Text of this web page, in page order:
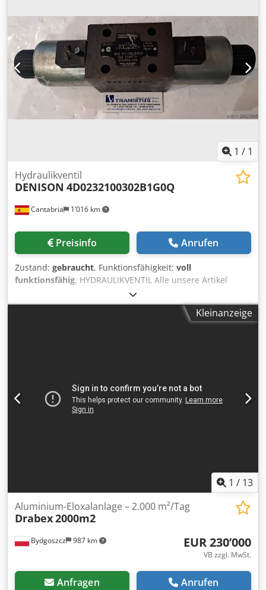
1 / 1
Cantabria 1’016 km
Hydraulikventil
DENISON 4D0232100302B1G0Q
Preisinfo Anrufen
Zustand: gebraucht, Funktionsfähigkeit: voll
funktionsfähig, HYDRAULIKVENTIL Alle unsere Artikel
wurden von der technischen Abteilung geprüft.
Dwsdpsxzpvbjfx Ac Nea
Kleinanzeige
1 / 13
Bydgoszcz 987 km
Aluminium-Eloxalanlage – 2.000 m²/Tag
Drabex2000m2
EUR 230’000
VB zzgl. MwSt.
Anfragen Anrufen